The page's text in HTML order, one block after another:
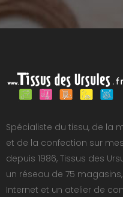
Spécialiste du tissu, de la
et de la confection sur
depuis 1986, Tissus des
un réseau de 75
Internet et un atelier de